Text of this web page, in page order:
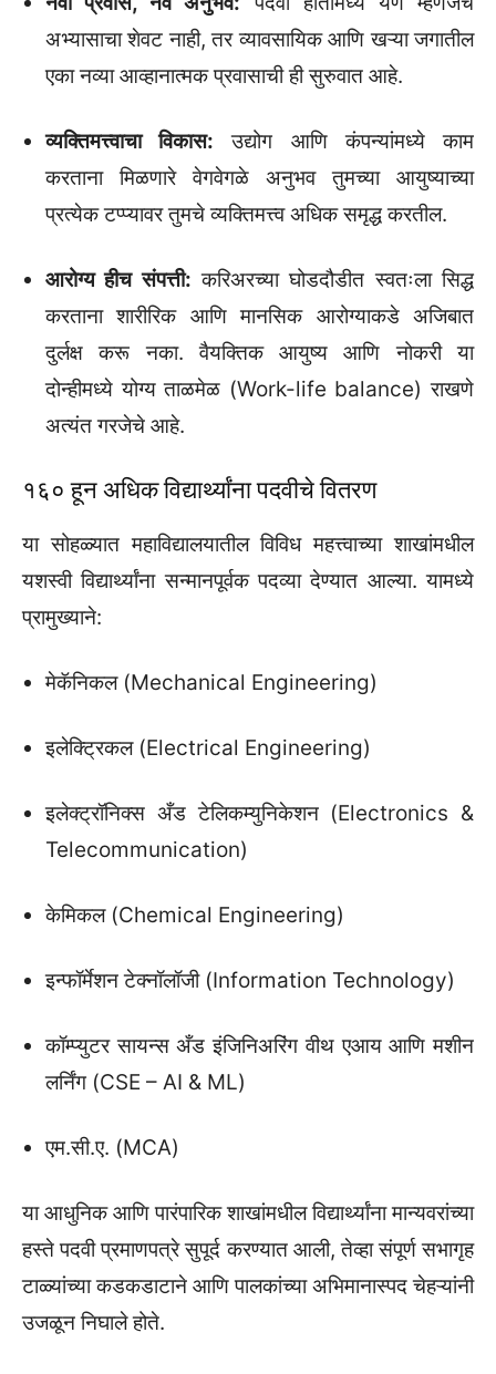
अभ्यासाचा शेवट नाही, तर व्यावसायिक आणि खऱ्या जगातील
एका नव्या आव्हानात्मक प्रवासाची ही सुरुवात आहे.
व्यक्तिमत्त्वाचा विकास: उद्योग आणि कंपन्यांमध्ये काम
करताना मिळणारे वेगवेगळे अनुभव तुमच्या आयुष्याच्या
प्रत्येक टप्प्यावर तुमचे व्यक्तिमत्त्व अधिक समृद्ध करतील.
आरोग्य हीच संपत्ती: करिअरच्या घोडदौडीत स्वतःला सिद्ध
करताना शारीरिक आणि मानसिक आरोग्याकडे अजिबात
दुर्लक्ष करू नका. वैयक्तिक आयुष्य आणि नोकरी या
दोन्हीमध्ये योग्य ताळमेळ (Work-life balance) राखणे
अत्यंत गरजेचे आहे.
१६० हून अधिक विद्यार्थ्यांना पदवीचे वितरण
या सोहळ्यात महाविद्यालयातील विविध महत्त्वाच्या शाखांमधील
यशस्वी विद्यार्थ्यांना सन्मानपूर्वक पदव्या देण्यात आल्या. यामध्ये
प्रामुख्याने:
मेकॅनिकल (Mechanical Engineering)
इलेक्ट्रिकल (Electrical Engineering)
इलेक्ट्रॉनिक्स अँड टेलिकम्युनिकेशन (Electronics &
Telecommunication)
केमिकल (Chemical Engineering)
इन्फॉर्मेशन टेक्नॉलॉजी (Information Technology)
कॉम्प्युटर सायन्स अँड इंजिनिअरिंग वीथ एआय आणि मशीन
लर्निंग (CSE – AI & ML)
एम.सी.ए. (MCA)
या आधुनिक आणि पारंपारिक शाखांमधील विद्यार्थ्यांना मान्यवरांच्या
हस्ते पदवी प्रमाणपत्रे सुपूर्द करण्यात आली, तेव्हा संपूर्ण सभागृह
टाळ्यांच्या कडकडाटाने आणि पालकांच्या अभिमानास्पद चेहऱ्यांनी
उजळून निघाले होते.